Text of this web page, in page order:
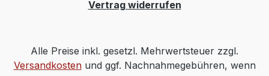
Vertrag widerrufen
Alle Preise inkl. gesetzl. Mehrwertsteuer zzgl.
Versandkostenund ggf. Nachnahmegebühren, wenn